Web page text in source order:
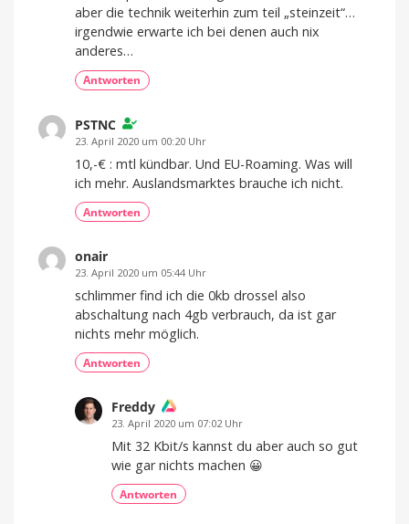
aber die technik weiterhin zum teil „steinzeit“…
irgendwie erwarte ich bei denen auch nix
anderes…
Antworten
PSTNC
23. April 2020 um 00:20 Uhr
10,-€ : mtl kündbar. Und EU-Roaming. Was will
ich mehr. Auslandsmarktes brauche ich nicht.
Antworten
onair
23. April 2020 um 05:44 Uhr
schlimmer find ich die 0kb drossel also
abschaltung nach 4gb verbrauch, da ist gar
nichts mehr möglich.
Antworten
Freddy
23. April 2020 um 07:02 Uhr
Mit 32 Kbit/s kannst du aber auch so gut
wie gar nichts machen 😀
Antworten